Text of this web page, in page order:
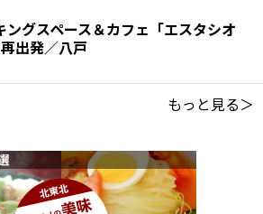
ングスペース＆カフェ「エスタシオ
出発／八戸
もっと見る＞